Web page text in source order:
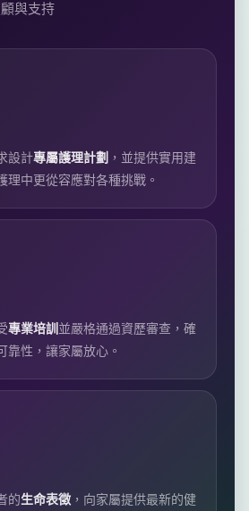
與支持
設計專屬護理計劃 ，並提供實用建
理中更從容應對各種挑戰。
專業培訓 並嚴格通過資歷審查，確
靠性，讓家屬放心。
的生命表徵 ，向家屬提供最新的健